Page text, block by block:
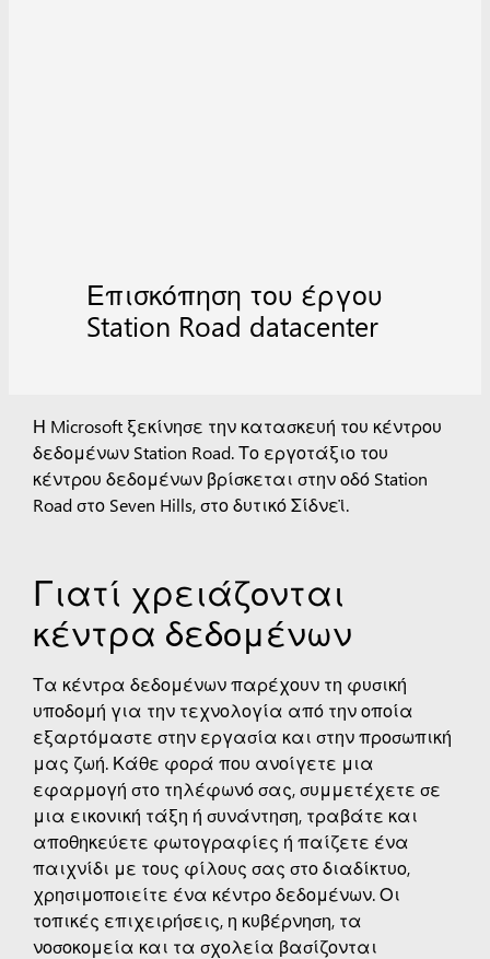
Επισκόπηση του έργου
Station Road datacenter
Η Microsoft ξεκίνησε την κατασκευή του κέντρου
δεδομένων Station Road. Το εργοτάξιο του
κέντρου δεδομένων βρίσκεται στην οδό Station
Road στο Seven Hills, στο δυτικό Σίδνεϊ.
Γιατί χρειάζονται
κέντρα δεδομένων
Τα κέντρα δεδομένωνπαρέχουν τη φυσική
υποδομή για την τεχνολογία από την οποία
εξαρτόμαστε στην εργασία και στην προσωπική
μας ζωή. Κάθε φορά που ανοίγετε μια
εφαρμογή στο τηλέφωνό σας, συμμετέχετε σε
μια εικονική τάξη ή συνάντηση, τραβάτε και
αποθηκεύετε φωτογραφίες ή παίζετε ένα
παιχνίδι με τους φίλους σας στο διαδίκτυο,
χρησιμοποιείτε ένα κέντρο δεδομένων. Οι
τοπικές επιχειρήσεις, η κυβέρνηση, τα
νοσοκομεία και τα σχολεία βασίζονται